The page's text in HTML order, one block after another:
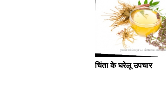
चिंता के घरेलू उपचार